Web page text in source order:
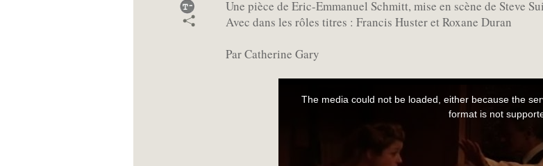
Une pièce de Eric-Emmanuel Schmitt, mise en scène de Steve
Avec dans les rôles titres : Francis Huster et Roxane Duran
Par Catherine Gary